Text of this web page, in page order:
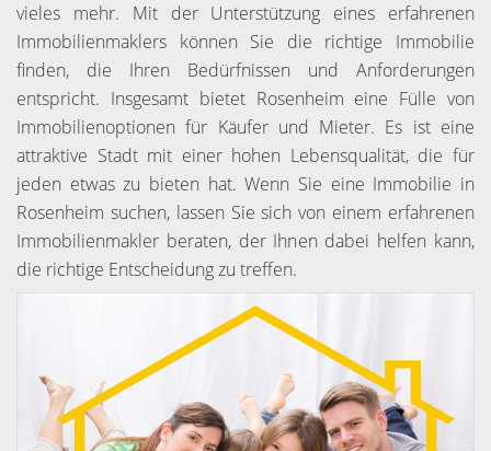
vieles mehr. Mit der Unterstützung eines erfahrenen
Immobilienmaklers können Sie die richtige Immobilie
finden, die Ihren Bedürfnissen und Anforderungen
entspricht. Insgesamt bietet Rosenheim eine Fülle von
Immobilienoptionen für Käufer und Mieter. Es ist eine
attraktive Stadt mit einer hohen Lebensqualität, die für
jeden etwas zu bieten hat. Wenn Sie eine Immobilie in
Rosenheim suchen, lassen Sie sich von einem erfahrenen
Immobilienmakler beraten, der Ihnen dabei helfen kann,
die richtige Entscheidung zu treffen.